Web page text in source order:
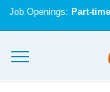
Job Openings: Part-time